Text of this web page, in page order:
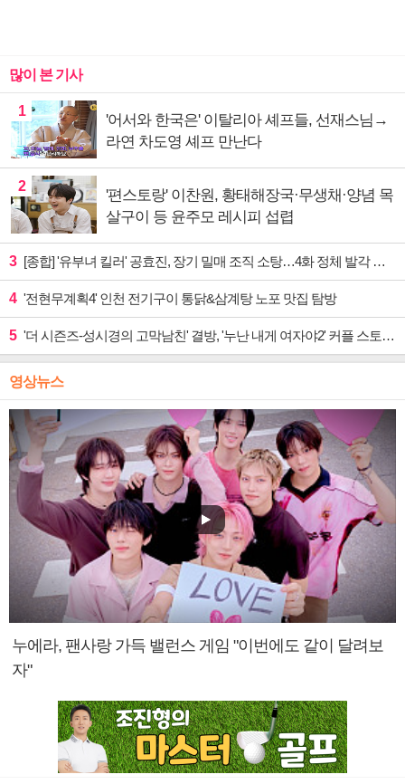
많이 본 기사
1
'어서와 한국은' 이탈리아 셰프들, 선재스님→
라연 차도영 셰프 만난다
2
'편스토랑' 이찬원, 황태해장국·무생채·양념 목
살구이 등 윤주모 레시피 섭렵
3 [종합] '유부녀 킬러' 공효진, 장기 밀매 조직 소탕…4화 정체 발각 위기 예고
4 '전현무계획4' 인천 전기구이 통닭&삼계탕 노포 맛집 탐방
5 '더 시즌즈-성시경의 고막남친' 결방, '누난 내게 여자야2' 커플 스토리 편성
영상뉴스
누에라, 팬사랑 가득 밸런스 게임 "이번에도 같이 달려보
자"